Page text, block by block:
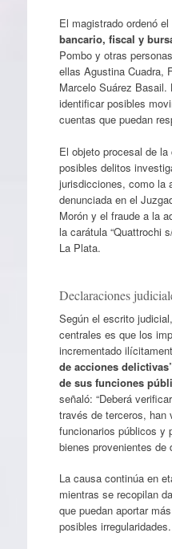
El magistrado ordenó el
bancario, fiscal y
Pombo y otras
ellas Agustina Cuadra,
Marcelo Suárez Basail.
identificar posibles
cuentas que puedan
El objeto procesal de
posibles delitos
jurisdicciones, como la
denunciada en el
Morón y el fraude a la
la carátula “Quattrochi
La Plata.
Declaraciones
Según el escrito
centrales es que los
incrementado
de acciones
de sus funciones
señaló: “Deberá
través de terceros, han
funcionarios públicos y
bienes provenientes de
La causa continúa en
mientras se recopilan
que puedan aportar
posibles irregularidades.